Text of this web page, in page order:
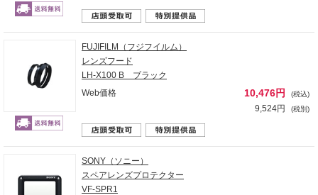
FUJIFILM（フジフイルム）
レンズフード
LH-X100 B ブラック
Web価格
10,476円 (税込)
9,524円 (税別)
SONY（ソニー）
スペアレンズプロテクター
VF-SPR1